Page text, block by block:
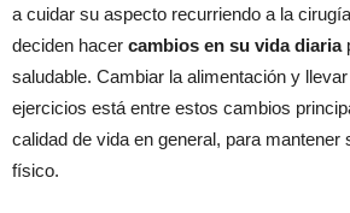
a cuidar su aspecto recurriendo a la
deciden hacer cambios en su vida diaria
saludable. Cambiar la alimentación y
ejercicios está entre estos cambios
calidad de vida en general, para mantener
físico.